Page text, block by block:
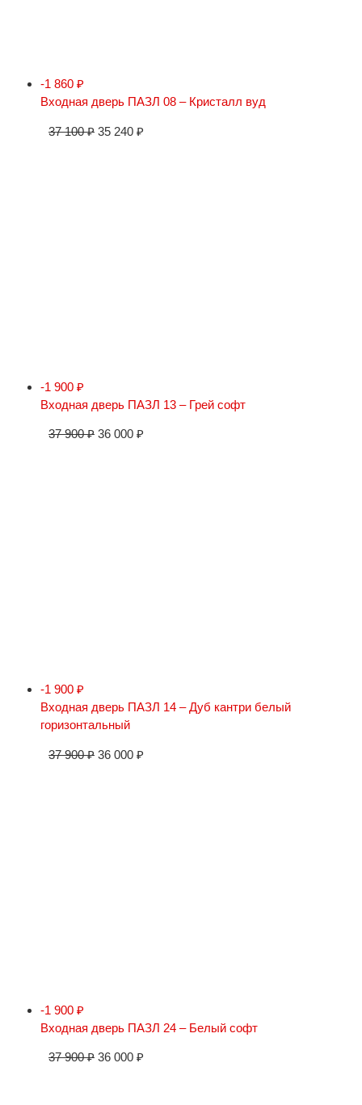
-1 860 ₽
Входная дверь ПАЗЛ 08 – Кристалл вуд
37 100₽ 35 240 ₽
-1 900 ₽
Входная дверь ПАЗЛ 13 – Грей софт
37 900₽ 36 000 ₽
-1 900 ₽
Входная дверь ПАЗЛ 14 – Дуб кантри белый
горизонтальный
37 900₽ 36 000 ₽
-1 900 ₽
Входная дверь ПАЗЛ 24 – Белый софт
37 900₽ 36 000 ₽